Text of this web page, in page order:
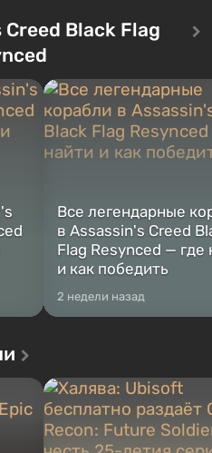
Оно же, по задумке
Vault-Tec, должно
Место действия Fallout...
Black Flag
Все легендарные
в Assassin's Creed
Flag Resynced — где
и как победить
2 недели назад